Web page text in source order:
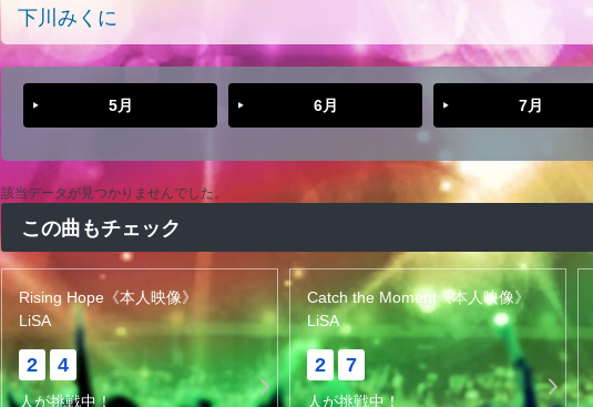
下川みくに
5月 6月 7月
該当データが見つかりませんでした。
この曲もチェック
Rising Hope《本人映像》
LiSA
2 4
人が挑戦中！
Catch the Moment《本人映像》
LiSA
2 7
人が挑戦中！